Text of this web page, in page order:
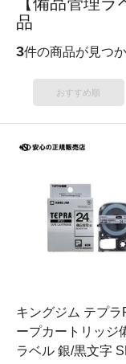
品
3件の商品が見つ
おすすめ順
キングジム テプラ
ープカートリッジ
ラベル 銀/黒文字